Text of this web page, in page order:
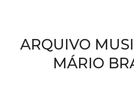
ARQUIVO
MÁRIO